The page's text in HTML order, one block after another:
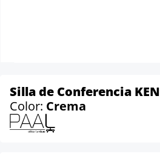
Silla de Conferencia KEN
Color: Crema